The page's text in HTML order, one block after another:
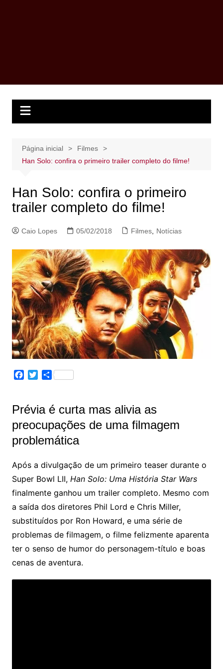
Página inicial
Filmes
Han Solo: confira o primeiro trailer completo do filme!
Han Solo: confira o primeiro
trailer completo do filme!
Caio Lopes 05/02/2018 Filmes, Notícias
e
b
o
k
t
t
e
S
r
e
Prévia é curta mas alivia as
preocupações de uma filmagem
problemática
Após a divulgação de um primeiro teaser durante o
Super Bowl LII, Han Solo: Uma História Star Wars
finalmente ganhou um trailer completo. Mesmo com
a saída dos diretores Phil Lord e Chris Miller,
substituídos por Ron Howard, e uma série de
problemas de filmagem, o filme felizmente aparenta
ter o senso de humor do personagem-título e boas
cenas de aventura.